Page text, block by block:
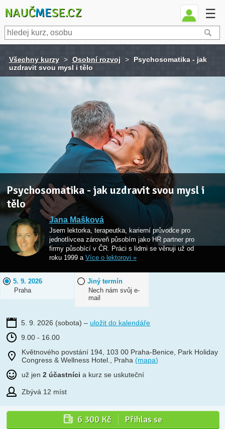
NAUČMESE.CZ ☰
Všechny kurzy > Osobní rozvoj >
Psychosomatika - jak
uzdravit svou mysl i tělo
Psychosomatika - jak uzdravit svou mysl i
tělo
Jana Mašková
Jsem lektorka, terapeutka, karierní průvodce pro
jednotlivcea zároveň působím jako HR partner pro
firmy působící v ČR. Práci s lidmi se věnuji už od
roku 1999 a Více o lektorovi »
5. 9. 2026
Praha
Jiný termín
Nech nám svůj e-
mail
5. 9. 2026 (sobota) – uložit do kalendáře
9.00 - 16.00
Květnového povstání 194, 103 00 Praha-Benice, Park Holiday
Congress & Wellness Hotel., Praha(mapa)
už jen2 účastníci a kurz se uskuteční
Zbývá 12 míst
6 300 Kč Přihlas se